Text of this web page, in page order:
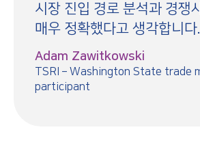
시장 진입 경로 분석과 경쟁
매우 정확했다고 생각합니다.
Adam Zawitkowski
TSRI – Washington State trade
participant